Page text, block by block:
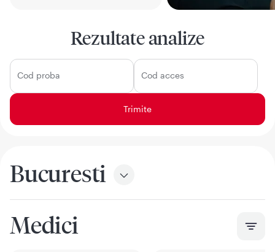
Rezultate analize
Cod proba Cod acces
Bucuresti
Medici